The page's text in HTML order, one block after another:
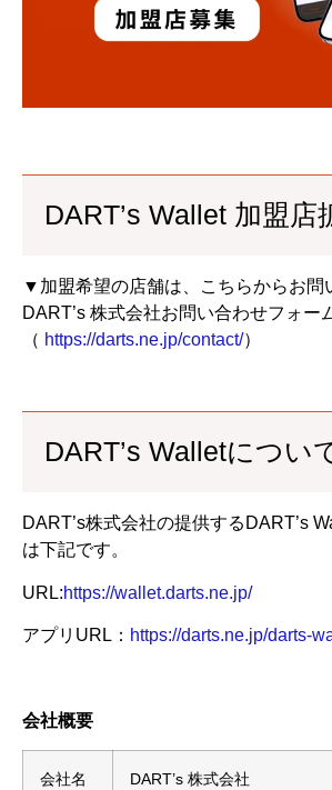
DART’s Wallet 加盟店
▼加盟希望の店舗は、こちらからお問
DART’s 株式会社お問い合わせフォー
（ https://darts.ne.jp/contact/）
DART’s Walletについ
DART’s株式会社の提供するDART’s
は下記です。
URL:https://wallet.darts.ne.jp/
アプリURL： https://darts.ne.jp/darts-
会社概要
会社名 DART’s 株式会社